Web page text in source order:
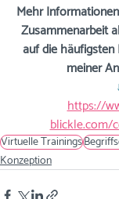
Mehr
Zusammenarbeit
auf die
meiner
https://
blickle.com/
Virtuelle Trainings
Konzeption